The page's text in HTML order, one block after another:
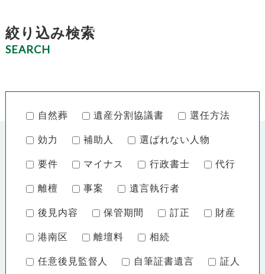
ネになる小噺をお届けします。
絞り込み検索
SEARCH
自然葬 遺産分割協議書 選任方法
効力 補助人 選ばれない人物
要件 マイナス 行政書士 代行
離檀 事案 遺言執行者
後見内容 保管期間 訂正 財産
港南区 離壇料 相続
任意後見監督人 自筆証書遺言 証人